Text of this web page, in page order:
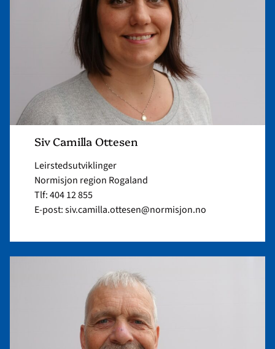
Siv Camilla Ottesen
Leirstedsutviklinger
Normisjon region Rogaland
Tlf: 404 12 855
E-post: siv.camilla.ottesen@normisjon.no
article
"Hans
Høie"